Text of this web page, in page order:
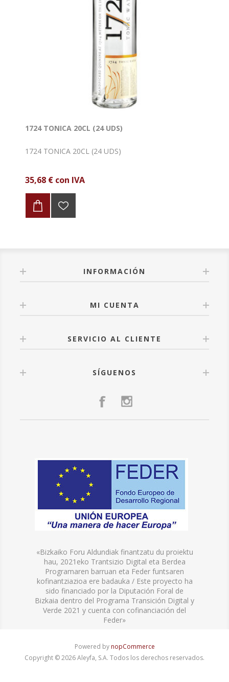
1724 TONICA 20CL (24 UDS)
1724 TONICA 20CL (24 UDS)
35,68 € con IVA
INFORMACIÓN
MI CUENTA
SERVICIO AL CLIENTE
SÍGUENOS
«Bizkaiko Foru Aldundiak finantzatu du proiektu
hau, 2021eko Trantsizio Digital eta Berdea
Programaren barruan eta Feder funtsaren
kofinantziazioa ere badauka / Este proyecto ha
sido financiado por la Diputación Foral de
Bizkaia dentro del Programa Transición Digital y
Verde 2021 y cuenta con cofinanciación del
Feder»
Powered by nopCommerce
Copyright © 2026 Aleyfa, S.A. Todos los derechos reservados.